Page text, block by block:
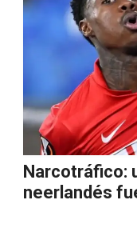
Narcotráfico:
neerlandés